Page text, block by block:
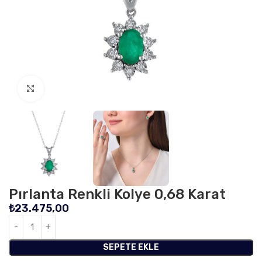
Pırlanta Renkli Kolye 0,68 Karat
₺23.475,00
SEPETE EKLE